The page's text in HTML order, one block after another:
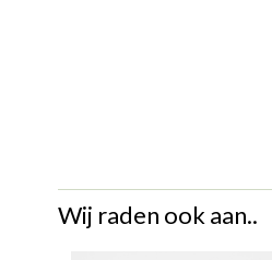
Wij raden ook aan..